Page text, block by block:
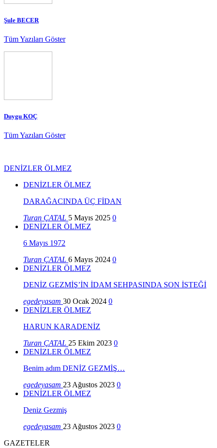
Şule BECER
Tüm Yazıları Göster
Duygu KOÇ
Tüm Yazıları Göster
DENİZLER ÖLMEZ
DENİZLER ÖLMEZ
DARAĞACINDA ÜÇ FİDAN
Turan ÇATAL 5 Mayıs 2025 0
DENİZLER ÖLMEZ
6 Mayıs 1972
Turan ÇATAL 6 Mayıs 2024 0
DENİZLER ÖLMEZ
DENİZ GEZMİŞ’İN İDAM SEHPASINDA SON İSTEĞİ
egedeyasam 30 Ocak 2024 0
DENİZLER ÖLMEZ
HARUN KARADENİZ
Turan ÇATAL 25 Ekim 2023 0
DENİZLER ÖLMEZ
Benim adım DENİZ GEZMİŞ…
egedeyasam 23 Ağustos 2023 0
DENİZLER ÖLMEZ
Deniz Gezmiş
egedeyasam 23 Ağustos 2023 0
GAZETELER